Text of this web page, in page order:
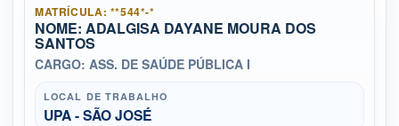
MATRÍCULA: **544*-*
NOME: ADALGISA DAYANE MOURA DOS
SANTOS
CARGO: ASS. DE SAÚDE PÚBLICA I
LOCAL DE TRABALHO
UPA - SÃO JOSÉ